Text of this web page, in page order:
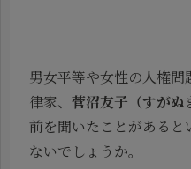
男女平等や女性の人権
律家、 菅沼友子（すがぬ
前を聞いたことがある
ないでしょうか。